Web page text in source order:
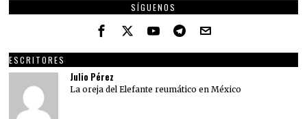
SÍGUENOS
ESCRITORES
Julio Pérez
La oreja del Elefante reumático en México